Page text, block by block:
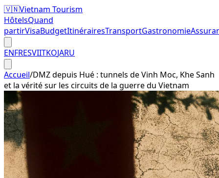
🇻🇳Vietnam Tourism
HôtelsQuand
partirVisaBudgetItinérairesTransportGastronomie
ENFRESVIITKOJARU
Accueil/DMZ depuis Hué : tunnels de Vinh Moc, Khe Sanh
et la vérité sur les circuits de la guerre du Vietnam